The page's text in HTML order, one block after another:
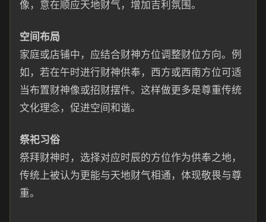
像，意在顺应天地财气，增加吉利氛围。
空间布局
家庭或店铺中，应结合财神方位调整财位方向。例
如，若在午时进行财神供奉，西方或西南方位可适
当布置财神像或招财摆件。这样做更多是尊重传统
文化理念，促进空间和谐。
祭祀习俗
祭拜财神时，选择对应时辰的方位作为供奉之地，
传统上被认为更能与天地财气相通，体现敬畏与尊
重。